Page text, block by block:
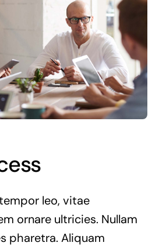
leo, vitae
ornare ultricies. Nullam
pharetra. Aliquam